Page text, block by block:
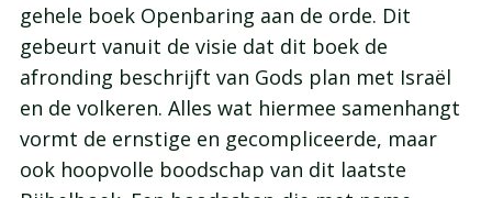
gehele boek Openbaring aan de orde. Dit
gebeurt vanuit de visie dat dit boek de
afronding beschrijft van Gods plan met Israël
en de volkeren. Alles wat hiermee samenhangt
vormt de ernstige en gecompliceerde, maar
ook hoopvolle boodschap van dit laatste